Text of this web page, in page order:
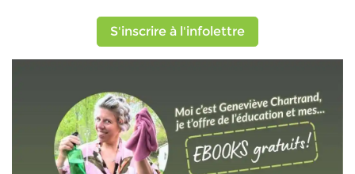
S'inscrire à l'infolettre